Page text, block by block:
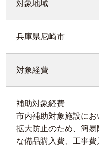
対象地域
兵庫県尼崎市
対象経費
補助対象経費
市内補助対象施設に
拡大防止のため、簡
な備品購入費、工事